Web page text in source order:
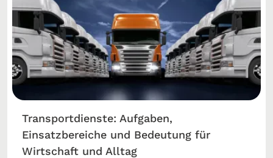
Transportdienste: Aufgaben,
Einsatzbereiche und Bedeutung für
Wirtschaft und Alltag